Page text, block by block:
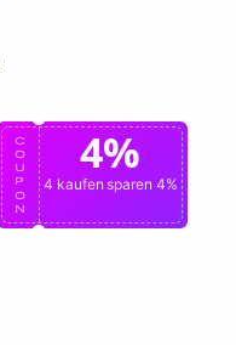
C
O
U
P
O
N
4%
4 kaufen sparen 4%